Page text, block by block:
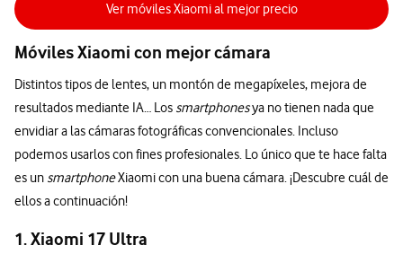
Ver móviles Xiaomi al mejor precio
Móviles Xiaomi con mejor cámara
Distintos tipos de lentes, un montón de megapíxeles, mejora de
resultados mediante IA… Los smartphonesya no tienen nada que
envidiar a las cámaras fotográficas convencionales. Incluso
podemos usarlos con fines profesionales. Lo único que te hace falta
es un smartphoneXiaomi con una buena cámara. ¡Descubre cuál de
ellos a continuación!
1. Xiaomi 17 Ultra